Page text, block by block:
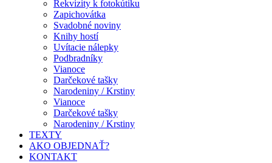
Rekvizity k fotokútiku
Zapichovátka
Svadobné noviny
Knihy hostí
Uvítacie nálepky
Podbradníky
Vianoce
Darčekové tašky
Narodeniny / Krstiny
Vianoce
Darčekové tašky
Narodeniny / Krstiny
TEXTY
AKO OBJEDNAŤ?
KONTAKT